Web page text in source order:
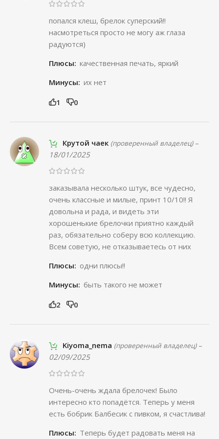
попался клеш, брелок суперский!!
насмотреться просто не могу аж глаза
радуются)
Плюсы: качественная печать, яркий
Минусы: их нет
1 0
Крутой чаек (проверенный владелец) –
18/01/2025
заказывала несколько штук, все чудесно,
очень классные и милые, принт 10/10!! Я
довольна и рада, и видеть эти
хорошенькие брелочки приятно каждый
раз, обязательно соберу всю коллекцию.
Всем советую, не отказываетесь от них
Плюсы: одни плюсы!!
Минусы: быть такого не может
2 0
Kiyoma_nema (проверенный владелец) –
02/09/2025
Очень-очень ждала брелочек! Было
интересно кто попадётся. Теперь у меня
есть бобрик Балбесик с пивком, я счастлива!
Плюсы: Теперь будет радовать меня на